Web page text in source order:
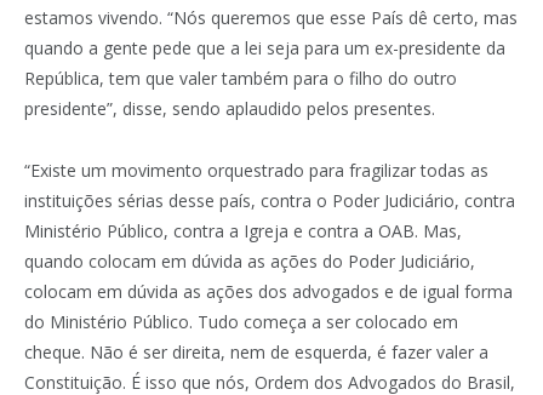
estamos vivendo. “Nós queremos que esse País dê certo, mas
quando a gente pede que a lei seja para um ex-presidente da
República, tem que valer também para o filho do outro
presidente”, disse, sendo aplaudido pelos presentes.
“Existe um movimento orquestrado para fragilizar todas as
instituições sérias desse país, contra o Poder Judiciário, contra
Ministério Público, contra a Igreja e contra a OAB. Mas,
quando colocam em dúvida as ações do Poder Judiciário,
colocam em dúvida as ações dos advogados e de igual forma
do Ministério Público. Tudo começa a ser colocado em
cheque. Não é ser direita, nem de esquerda, é fazer valer a
Constituição. É isso que nós, Ordem dos Advogados do Brasil,